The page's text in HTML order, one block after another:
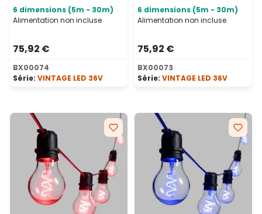
6 dimensions (5m - 30m)
Alimentation non incluse
75,92 €
BX00074
Série: VINTAGE LED 36V
6 dimensions (5m - 30m)
Alimentation non incluse
75,92 €
BX00073
Série: VINTAGE LED 36V